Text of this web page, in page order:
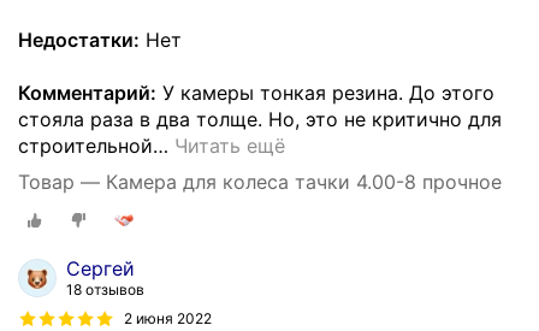
Недостатки: Нет
Комментарий: У камеры тонкая резина. До этого
стояла раза в два толще. Но, это не критично для
строительной… Читать ещё
Товар — Камера для колеса тачки 4.00-8 прочное
Сергей
18 отзывов
2 июня 2022